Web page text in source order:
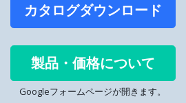
カタログダウンロード
製品・価格について
Googleフォームページが開きます。